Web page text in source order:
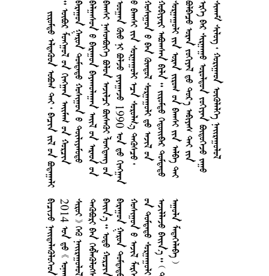
                                      1990                                                 




















2
0
1
4




































































































































































 